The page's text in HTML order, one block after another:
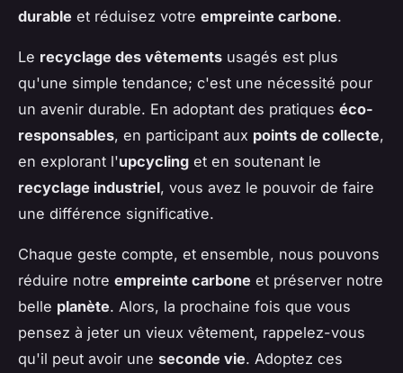
durable et réduisez votre empreinte carbone.
Le recyclage des vêtements usagés est plus
qu'une simple tendance; c'est une nécessité pour
un avenir durable. En adoptant des pratiques éco-
responsables, en participant aux points de collecte,
en explorant l'upcycling et en soutenant le
recyclage industriel, vous avez le pouvoir de faire
une différence significative.
Chaque geste compte, et ensemble, nous pouvons
réduire notre empreinte carbone et préserver notre
belle planète. Alors, la prochaine fois que vous
pensez à jeter un vieux vêtement, rappelez-vous
qu'il peut avoir une seconde vie. Adoptez ces